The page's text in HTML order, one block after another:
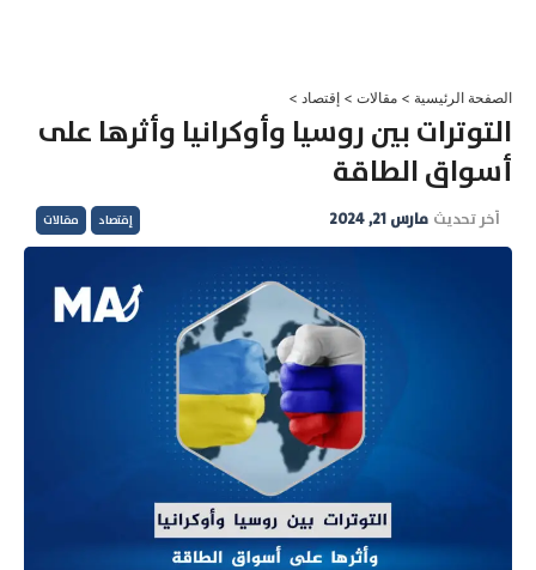
الصفحة الرئيسية > مقالات > إقتصاد >
التوترات بين روسيا وأوكرانيا وأثرها على
أسواق الطاقة
آخر تحديث مارس 21, 2024 إقتصاد مقالات